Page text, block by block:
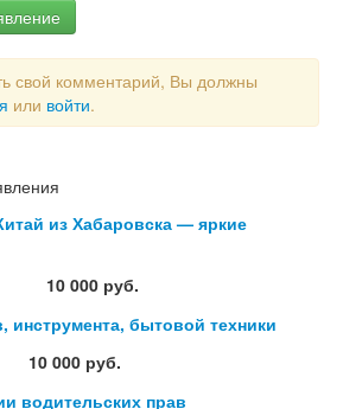
свой комментарий, Вы должны
или войти.
из Хабаровска — яркие
10 000 руб.
инструмента, бытовой техники
10 000 руб.
водительских прав